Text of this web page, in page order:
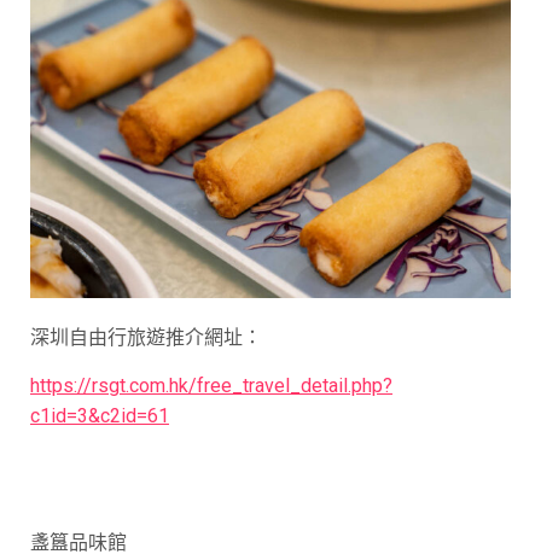
深圳自由行旅遊推介網址：
https://rsgt.com.hk/free_travel_detail.php?
c1id=3&c2id=61
盞簋品味館